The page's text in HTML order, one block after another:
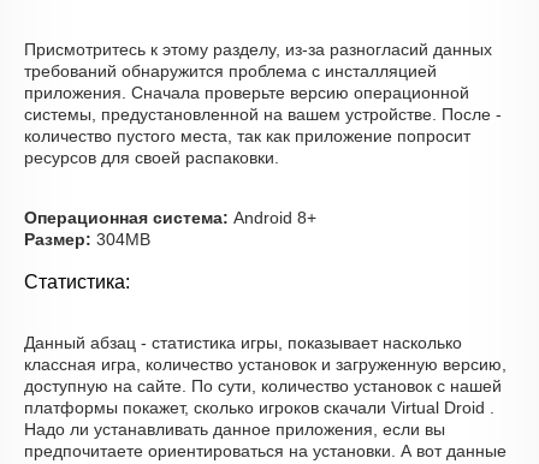
Присмотритесь к этому разделу, из-за разногласий данных
требований обнаружится проблема с инсталляцией
приложения. Сначала проверьте версию операционной
системы, предустановленной на вашем устройстве. После -
количество пустого места, так как приложение попросит
ресурсов для своей распаковки.
Операционная система: Android 8+
Размер: 304MB
Статистика:
Данный абзац - статистика игры, показывает насколько
классная игра, количество установок и загруженную версию,
доступную на сайте. По сути, количество установок с нашей
платформы покажет, сколько игроков скачали Virtual Droid .
Надо ли устанавливать данное приложения, если вы
предпочитаете ориентироваться на установки. А вот данные